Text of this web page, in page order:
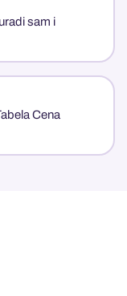
sam i
Cena